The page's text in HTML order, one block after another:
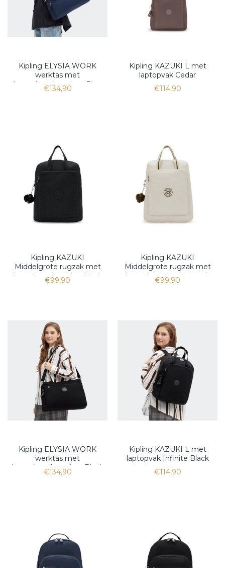
Kipling ELYSIA WORK
werktas met
laptopbescherming, Blue
€134,90
Kipling KAZUKI L met
laptopvak Cedar
€114,90
Kipling KAZUKI
Middelgrote rugzak met
laptopbescherming black
noir
€99,90
Kipling KAZUKI
Middelgrote rugzak met
laptopbescherming soft
sand
€99,90
Kipling ELYSIA WORK
werktas met
laptopbescherming, Black
€134,90
Kipling KAZUKI L met
laptopvak Infinite Black
€114,90